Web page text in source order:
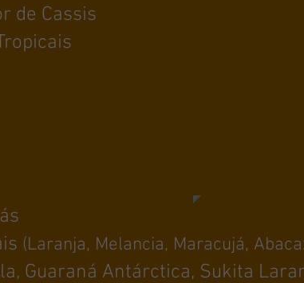
de Cassis
(Laranja, Melancia, Maracujá,
Guaraná Antárctica, Sukita